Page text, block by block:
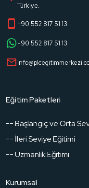
Türkiye.
+90 552 817 51 13
+90 552 817 51 13
Eğitim Paketleri
-- Başlangıç ve Orta
-- İleri Seviye Eğitimi
-- Uzmanlık Eğitimi
Kurumsal